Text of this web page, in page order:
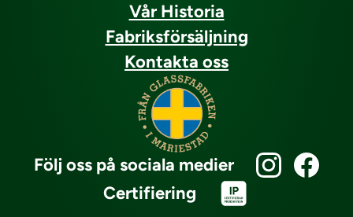
Vår Historia
Fabriksförsäljning
Kontakta oss
Följ oss på sociala medier
Certifiering